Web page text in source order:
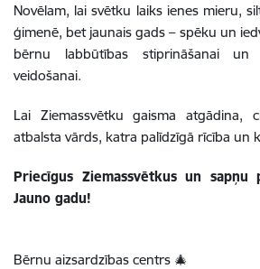
Novēlam, lai svētku laiks ienes mieru,
ģimenē, bet jaunais gads – spēku un
bērnu labbūtības stiprināšanai un
veidošanai.
Lai Ziemassvētku gaisma atgādina,
atbalsta vārds, katra palīdzīgā rīcība un
Priecīgus Ziemassvētkus un sapņu
Jauno gadu!
Bērnu aizsardzības centrs 🎄